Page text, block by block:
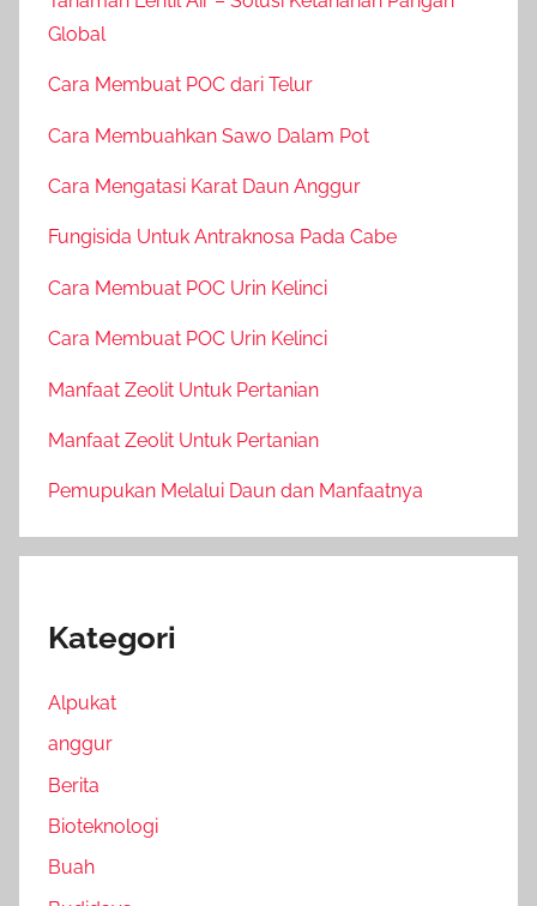
Global
Cara Membuat POC dari Telur
Cara Membuahkan Sawo Dalam Pot
Cara Mengatasi Karat Daun Anggur
Fungisida Untuk Antraknosa Pada Cabe
Cara Membuat POC Urin Kelinci
Cara Membuat POC Urin Kelinci
Manfaat Zeolit Untuk Pertanian
Manfaat Zeolit Untuk Pertanian
Pemupukan Melalui Daun dan Manfaatnya
Kategori
Alpukat
anggur
Berita
Bioteknologi
Buah